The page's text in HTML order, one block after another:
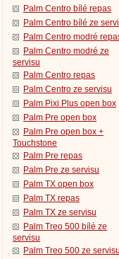
Palm Centro bílé repas
Palm Centro bílé ze
Palm Centro modré
Palm Centro modré ze
servisu
Palm Centro repas
Palm Centro ze servisu
Palm Pixi Plus open box
Palm Pre open box
Palm Pre open box +
Touchstone
Palm Pre repas
Palm Pre ze servisu
Palm TX open box
Palm TX repas
Palm TX ze servisu
Palm Treo 500 bílé ze
servisu
Palm Treo 500 ze servisu